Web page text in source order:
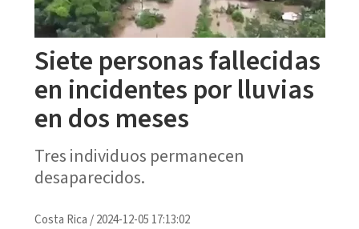
Siete personas fallecidas
en incidentes por lluvias
en dos meses
Tres individuos permanecen
desaparecidos.
Costa Rica /2024-12-05 17:13:02